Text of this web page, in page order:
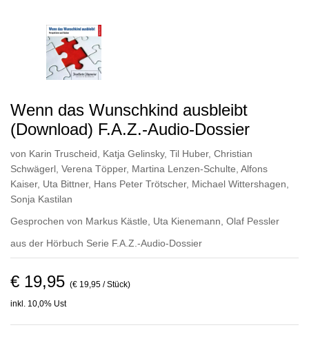
Wenn das Wunschkind ausbleibt
(Download) F.A.Z.-Audio-Dossier
von Karin Truscheid Katja Gelinsky, Til Huber, Christian
Schwägerl Verena Töpper, Martina Lenzen-Schulte Alfons
Kaiser, Uta Bittner, Hans Peter Trötscher, Michael Wittershagen
Sonja Kastilan
Gesprochen von Markus Kästle Uta Kienemann Olaf Pessler
aus der Hörbuch Serie F.A.Z.-Audio-Dossier
€ 19,95 (€ 19,95 / Stück)
inkl. 10,0% Ust